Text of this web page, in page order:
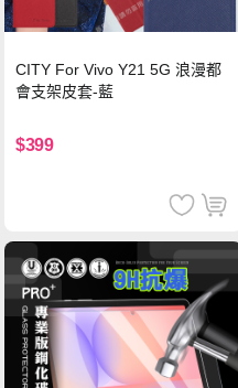
CITY For Vivo Y21 5G 浪漫都
會支架皮套-藍
$399